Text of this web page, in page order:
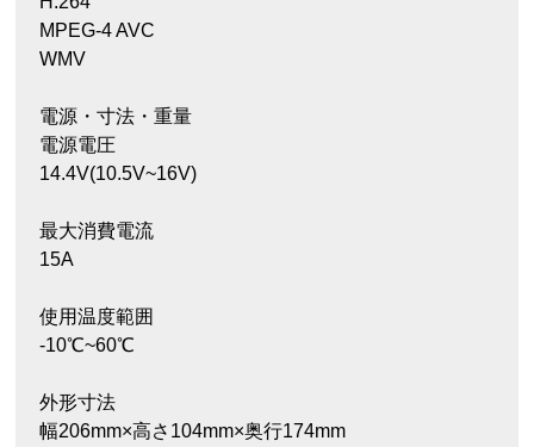
MPEG-4 AVC
WMV
電源・寸法・重量
電源電圧
14.4V(10.5V~16V)
最大消費電流
15A
使用温度範囲
-10℃~60℃
外形寸法
幅206mm×高さ104mm×奥行174mm